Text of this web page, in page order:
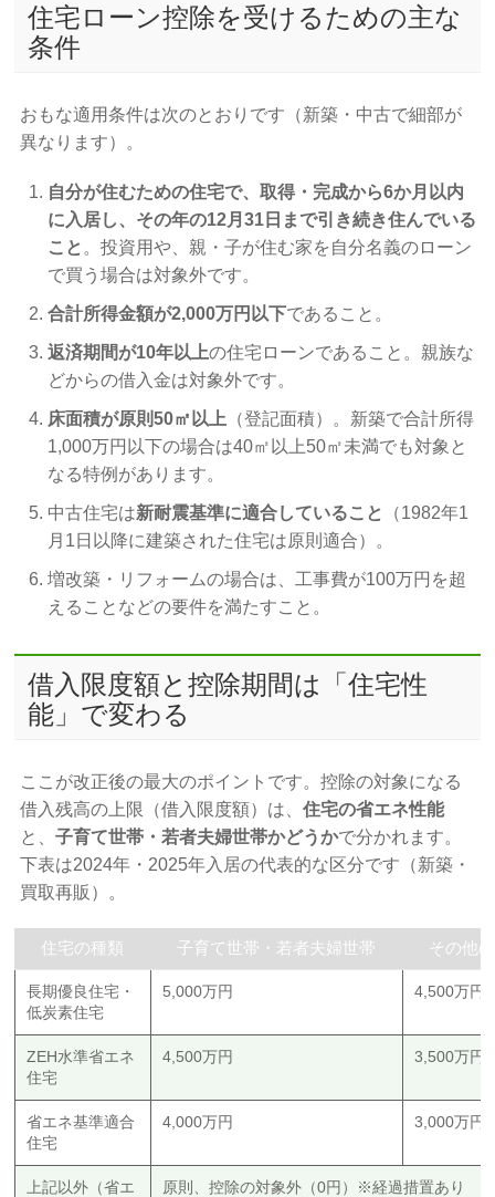
住宅ローン控除を受けるための主な
条件
おもな適用条件は次のとおりです（新築・中古で細部が
異なります）。
自分が住むための住宅で、取得・完成から6か月以内
に入居し、その年の12月31日まで引き続き住んでいる
こと 。投資用や、親・子が住む家を自分名義のローン
で買う場合は対象外です。
合計所得金額が2,000万円以下であること。
返済期間が10年以上の住宅ローンであること。親族な
どからの借入金は対象外です。
床面積が原則50㎡以上 （登記面積）。新築で合計所得
1,000万円以下の場合は40㎡以上50㎡未満でも対象と
なる特例があります。
中古住宅は新耐震基準に適合していること
（1982年1
月1日以降に建築された住宅は原則適合）。
増改築・リフォームの場合は、工事費が100万円を超
えることなどの要件を満たすこと。
借入限度額と控除期間は「住宅性
能」で変わる
ここが改正後の最大のポイントです。控除の対象になる
借入残高の上限（借入限度額）は、住宅の省エネ性能
と、子育て世帯・若者夫婦世帯かどうかで分かれます。
下表は2024年・2025年入居の代表的な区分です（新築・
買取再販）。
住宅の種類 子育て世帯・若者夫婦世帯 その他
長期優良住宅・
低炭素住宅
5,000万円 4,500万円
ZEH水準省エネ
住宅
4,500万円 3,500万円
省エネ基準適合
住宅
4,000万円 3,000万円
上記以外（省エ 原則、控除の対象外（0円）※経過措置あり